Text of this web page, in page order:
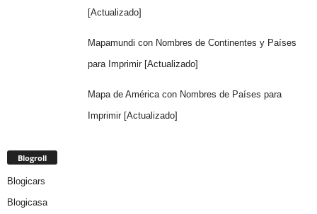
[Actualizado]
Mapamundi con Nombres de Continentes y Países
para Imprimir [Actualizado]
Mapa de América con Nombres de Países para
Imprimir [Actualizado]
Blogroll
Blogicars
Blogicasa